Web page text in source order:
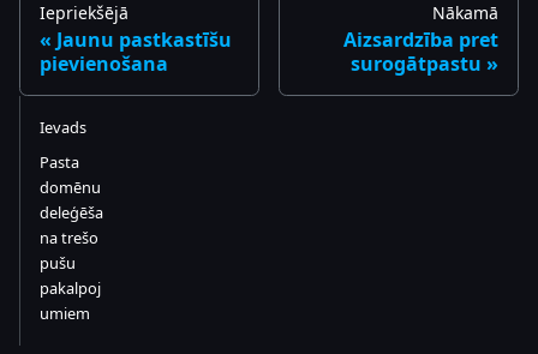
Iepriekšējā
Jaunu pastkastīšu
pievienošana
Nākamā
Aizsardzība pret
surogātpastu
Ievads
Pasta
domēnu
deleģēša
na trešo
pušu
pakalpoj
umiem